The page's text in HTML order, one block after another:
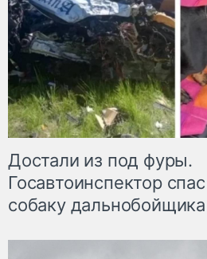
Достали из под фуры.
Госавтоинспектор
собаку дальнобойщика